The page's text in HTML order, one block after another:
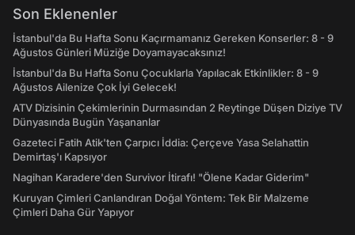
Son Eklenenler
İstanbul'da Bu Hafta Sonu Kaçırmamanız Gereken Konserler: 8 - 9
Ağustos Günleri Müziğe Doyamayacaksınız!
İstanbul'da Bu Hafta Sonu Çocuklarla Yapılacak Etkinlikler: 8 - 9
Ağustos Ailenize Çok İyi Gelecek!
ATV Dizisinin Çekimlerinin Durmasından 2 Reytinge Düşen Diziye TV
Dünyasında Bugün Yaşananlar
Gazeteci Fatih Atik'ten Çarpıcı İddia: Çerçeve Yasa Selahattin
Demirtaş'ı Kapsıyor
Nagihan Karadere'den Survivor İtirafı! "Ölene Kadar Giderim"
Kuruyan Çimleri Canlandıran Doğal Yöntem: Tek Bir Malzeme
Çimleri Daha Gür Yapıyor